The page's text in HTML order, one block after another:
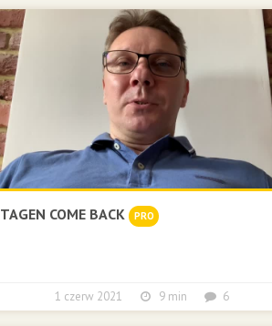
TAGEN COME BACK PRO
1 czerw 2021 9 min 6